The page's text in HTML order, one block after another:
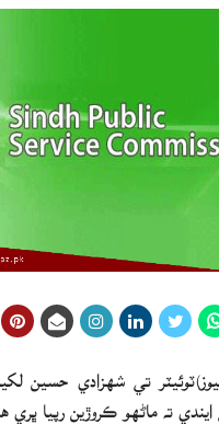
تي شهزادي حسين
ته ماڻهو ڪروڙين رپيا ڀري